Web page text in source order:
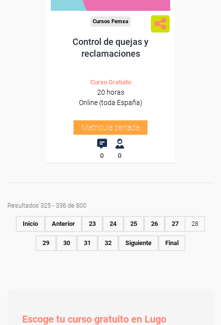
Cursos Femxa
Control de quejas y
reclamaciones
Curso Gratuito
20 horas
Online (toda España)
Matrícula cerrada
0 0
Resultados 325 - 336 de 800
Inicio Anterior 23 24 25 26 27 28
29 30 31 32 Siguiente Final
Escoge tu curso gratuito en Lugo